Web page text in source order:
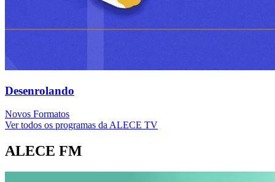
Desenrolando
Novos Formatos
Ver todos os programas da ALECE TV
ALECE FM